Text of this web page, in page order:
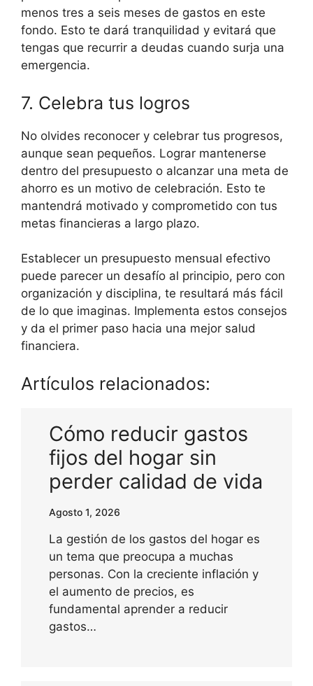
menos tres a seis meses de gastos en este
fondo. Esto te dará tranquilidad y evitará que
tengas que recurrir a deudas cuando surja una
emergencia.
7. Celebra tus logros
No olvides reconocer y celebrar tus progresos,
aunque sean pequeños. Lograr mantenerse
dentro del presupuesto o alcanzar una meta de
ahorro es un motivo de celebración. Esto te
mantendrá motivado y comprometido con tus
metas financieras a largo plazo.
Establecer un presupuesto mensual efectivo
puede parecer un desafío al principio, pero con
organización y disciplina, te resultará más fácil
de lo que imaginas. Implementa estos consejos
y da el primer paso hacia una mejor salud
financiera.
Artículos relacionados:
Cómo reducir gastos
fijos del hogar sin
perder calidad de vida
Agosto 1, 2026
La gestión de los gastos del hogar es
un tema que preocupa a muchas
personas. Con la creciente inflación y
el aumento de precios, es
fundamental aprender a reducir
gastos…